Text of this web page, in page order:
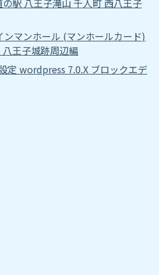
ンマンホール (マンホールカード)
王子城跡周辺編
定 wordpress 7.0.X ブロックエデ